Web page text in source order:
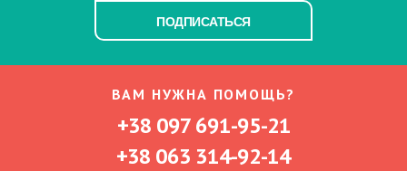
ПОДПИСАТЬСЯ
ВАМ НУЖНА ПОМОЩЬ?
+38 097 691-95-21
+38 063 314-92-14